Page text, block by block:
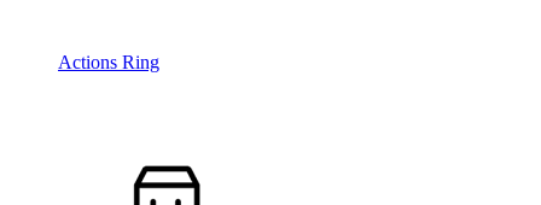
Actions Ring